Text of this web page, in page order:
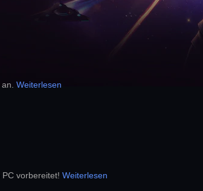
Weiterlesen
vorbereitet! Weiterlesen